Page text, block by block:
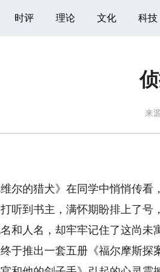
时评 理论 文化 科技
来
的猎犬》在同学中悄悄传看
听到书主，满怀期盼排上了号
和人名，却牢牢记住了这尚未
推出一套五册《福尔摩斯探